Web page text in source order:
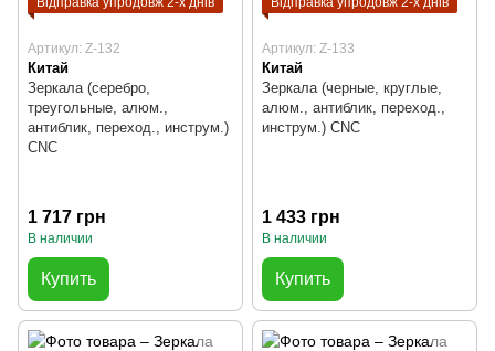
Артикул: Z-132
Китай
Зеркала (серебро,
треугольные, алюм.,
антиблик, переход., инструм.)
CNC
1 717 грн
В наличии
Купить
Артикул: Z-133
Китай
Зеркала (черные, круглые,
алюм., антиблик, переход.,
инструм.) CNC
1 433 грн
В наличии
Купить